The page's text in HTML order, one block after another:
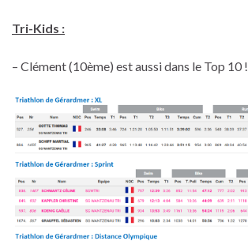
Tri-Kids :
– Clément (10ème) est aussi dans le Top 10 !